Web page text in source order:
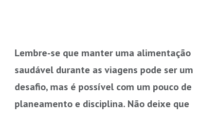
Lembre-se que manter uma alimentação
saudável durante as viagens pode ser um
desafio, mas é possível com um pouco de
planeamento e disciplina. Não deixe que